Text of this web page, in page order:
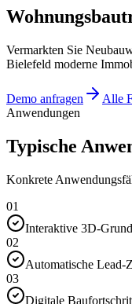
Vermarkten Sie
Bielefeld moderne
Demo anfragen
Alle
Anwendungen
Typische
Konkrete
01
Interaktive 3D-
02
Automatische Lead-
03
Digitale